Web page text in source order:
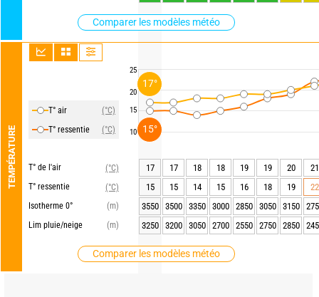
Comparer les modèles météo
TEMPÉRATURE
T° air
(°C)
T° ressentie
(°C)
T° de l'air
(°C)
T° ressentie
(°C)
Isotherme 0°
(m)
Lim pluie/neige
(m)
Comparer les modèles météo
25
20
15
10
17 17 18 18 19 19 20
21
15
15 14 15 16 18 19
22
3550
3500 3350 3000 2850 3050 3150
3250
3200 3050 2700 2550 2750 2850
17°
15°